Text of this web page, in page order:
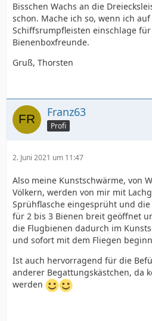
Bisschen Wachs an die
schon. Mache ich so, wenn ich
Schiffsrumpfleisten einschlage
Bienenboxfreunde.
Gruß, Thorsten
Franz63
Profi
2. Juni 2021 um 11:47
Also meine Kunstschwärme, von
Völkern, werden von mir mit
Sprühflasche eingesprüht und
für 2 bis 3 Bienen breit geöffnet
die Flugbienen dadurch im
und sofort mit dem Fliegen
Ist auch hervorragend für die
anderer Begattungskästchen, da
werden